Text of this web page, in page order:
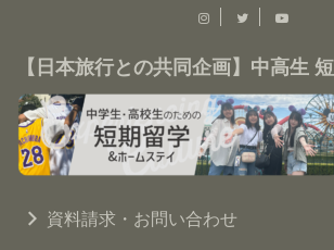
【日本旅行との共同企画】中高生
資料請求・お問い合わせ